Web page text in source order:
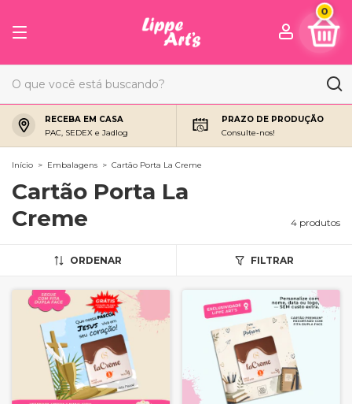
0
RECEBA EM CASA
PAC, SEDEX e Jadlog
PRAZO DE PRODUÇÃO
Consulte-nos!
Início > Embalagens > Cartão Porta La Creme
Cartão Porta La
Creme
4 produtos
ORDENAR FILTRAR